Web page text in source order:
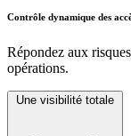
Contrôle dynamique des
Répondez aux
opérations.
Une visibilité totale